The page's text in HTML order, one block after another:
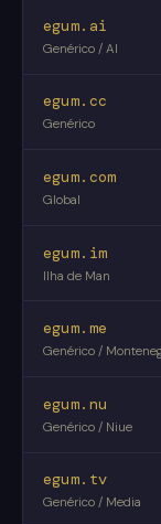
egum.ai
Genérico / AI
egum.cc
Genérico
egum.com
Global
egum.im
Ilha de Man
egum.me
Genérico /
egum.nu
Genérico / Niue
egum.tv
Genérico / Media